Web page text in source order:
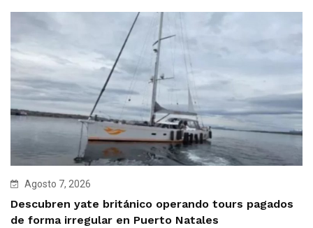
Agosto 7, 2026
Descubren yate británico operando tours pagados
de forma irregular en Puerto Natales